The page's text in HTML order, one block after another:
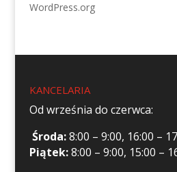
WordPress.org
KANCELARIA
Od września do czerwca:
Środa:8:00 – 9:00, 16:00 –
Piątek:8:00 – 9:00, 15:00 –